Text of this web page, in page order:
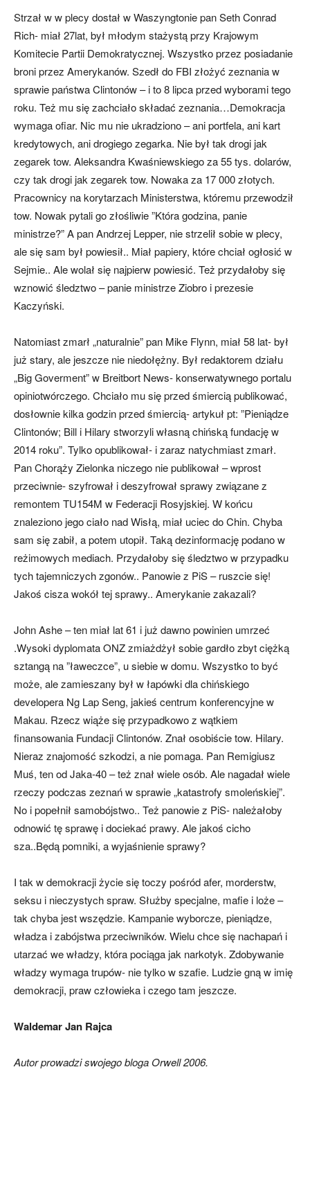
Strzał w w plecy dostał w Waszyngtonie pan Seth Conrad
Rich- miał 27lat, był młodym stażystą przy Krajowym
Komitecie Partii Demokratycznej. Wszystko przez posiadanie
broni przez Amerykanów. Szedł do FBI złożyć zeznania w
sprawie państwa Clintonów – i to 8 lipca przed wyborami tego
roku. Też mu się zachciało składać zeznania…Demokracja
wymaga ofiar. Nic mu nie ukradziono – ani portfela, ani kart
kredytowych, ani drogiego zegarka. Nie był tak drogi jak
zegarek tow. Aleksandra Kwaśniewskiego za 55 tys. dolarów,
czy tak drogi jak zegarek tow. Nowaka za 17 000 złotych.
Pracownicy na korytarzach Ministerstwa, któremu przewodził
tow. Nowak pytali go złośliwie ”Która godzina, panie
ministrze?” A pan Andrzej Lepper, nie strzelił sobie w plecy,
ale się sam był powiesił.. Miał papiery, które chciał ogłosić w
Sejmie.. Ale wolał się najpierw powiesić. Też przydałoby się
wznowić śledztwo – panie ministrze Ziobro i prezesie
Kaczyński.
Natomiast zmarł „naturalnie” pan Mike Flynn, miał 58 lat- był
już stary, ale jeszcze nie niedołężny. Był redaktorem działu
„Big Goverment” w Breitbort News- konserwatywnego portalu
opiniotwórczego. Chciało mu się przed śmiercią publikować,
dosłownie kilka godzin przed śmiercią- artykuł pt: ”Pieniądze
Clintonów; Bill i Hilary stworzyli własną chińską fundację w
2014 roku”. Tylko opublikował- i zaraz natychmiast zmarł.
Pan Chorąży Zielonka niczego nie publikował – wprost
przeciwnie- szyfrował i deszyfrował sprawy związane z
remontem TU154M w Federacji Rosyjskiej. W końcu
znaleziono jego ciało nad Wisłą, miał uciec do Chin. Chyba
sam się zabił, a potem utopił. Taką dezinformację podano w
reżimowych mediach. Przydałoby się śledztwo w przypadku
tych tajemniczych zgonów.. Panowie z PiS – ruszcie się!
Jakoś cisza wokół tej sprawy.. Amerykanie zakazali?
John Ashe – ten miał lat 61 i już dawno powinien umrzeć
.Wysoki dyplomata ONZ zmiażdżył sobie gardło zbyt ciężką
sztangą na ”ławeczce”, u siebie w domu. Wszystko to być
może, ale zamieszany był w łapówki dla chińskiego
developera Ng Lap Seng, jakieś centrum konferencyjne w
Makau. Rzecz wiąże się przypadkowo z wątkiem
finansowania Fundacji Clintonów. Znał osobiście tow. Hilary.
Nieraz znajomość szkodzi, a nie pomaga. Pan Remigiusz
Muś, ten od Jaka-40 – też znał wiele osób. Ale nagadał wiele
rzeczy podczas zeznań w sprawie „katastrofy smoleńskiej”.
No i popełnił samobójstwo.. Też panowie z PiS- należałoby
odnowić tę sprawę i dociekać prawy. Ale jakoś cicho
sza..Będą pomniki, a wyjaśnienie sprawy?
I tak w demokracji życie się toczy pośród afer, morderstw,
seksu i nieczystych spraw. Służby specjalne, mafie i loże –
tak chyba jest wszędzie. Kampanie wyborcze, pieniądze,
władza i zabójstwa przeciwników. Wielu chce się nachapań i
utarzać we władzy, która pociąga jak narkotyk. Zdobywanie
władzy wymaga trupów- nie tylko w szafie. Ludzie gną w imię
demokracji, praw człowieka i czego tam jeszcze.
Waldemar Jan Rajca
Autor prowadzi swojego bloga Orwell 2006.